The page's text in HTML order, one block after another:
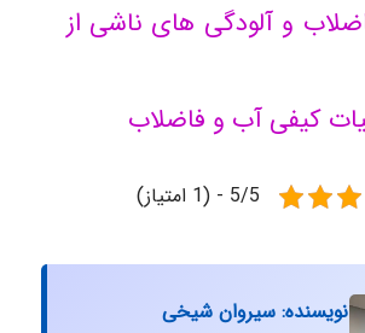
و آلودگی های ناشی از
کیفی آب و فاضلاب
5/5 - (1 امتیاز)
نویسنده: سیروان شیخی